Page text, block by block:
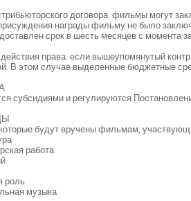
договора: фильмы могут
награды фильму не было
срок в шесть месяцев с момента
права: если вышеупомянутый
В этом случае выделенные бюджетные
субсидиями и регулируются
которые будут вручены фильмам,
работа
роль
музыка